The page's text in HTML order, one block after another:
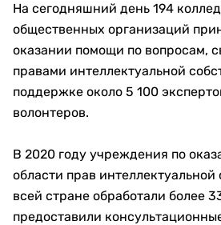
На сегодняшний день 194
общественных организаций
оказании помощи по вопросам,
правами интеллектуальной
поддержке около 5 100
волонтеров.
В 2020 году учреждения по
области прав интеллектуальной
всей стране обработали более
предоставили